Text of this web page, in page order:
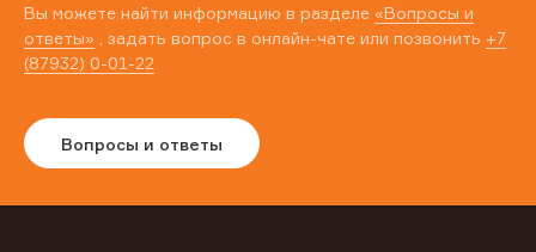
Вы можете найти информацию в разделе «Вопросы и
ответы» , задать вопрос в онлайн-чате или позвонить +7
(87932) 0-01-22
Вопросы и ответы